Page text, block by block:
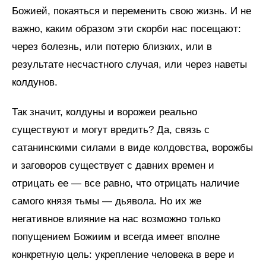
Божией, покаяться и переменить свою жизнь. И не
важно, каким образом эти скорби нас посещают:
через болезнь, или потерю близких, или в
результате несчастного случая, или через наветы
колдунов.
Так значит, колдуны и ворожеи реально
существуют и могут вредить? Да, связь с
сатанинскими силами в виде колдовства, ворожбы
и заговоров существует с давних времен и
отрицать ее — все равно, что отрицать наличие
самого князя тьмы — дьявола. Но их же
негативное влияние на нас возможно только
попущением Божиим и всегда имеет вполне
конкретную цель: укрепление человека в вере и